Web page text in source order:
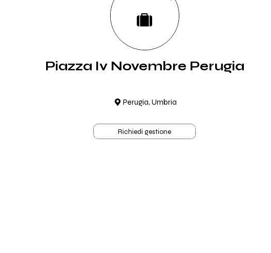
Piazza Iv Novembre Perugia
Perugia, Umbria
Richiedi gestione